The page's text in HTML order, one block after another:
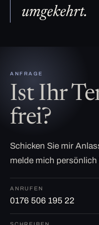
umgekehrt.
ANFRAGE
Ist Ihr
frei?
Schicken Sie mir
melde mich
ANRUFEN
0176 506 195 22